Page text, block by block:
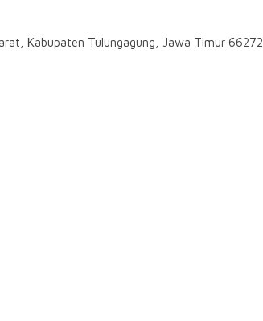
Kabupaten Tulungagung, Jawa Timur 66272